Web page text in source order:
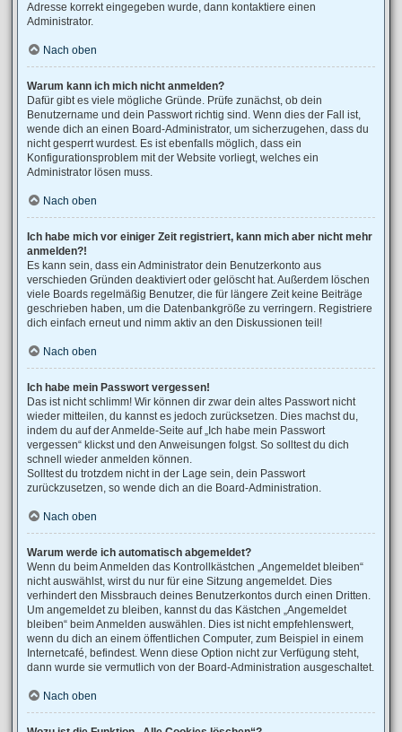
Adresse korrekt eingegeben wurde, dann kontaktiere einen
Administrator.
Nach oben
Warum kann ich mich nicht anmelden?
Dafür gibt es viele mögliche Gründe. Prüfe zunächst, ob dein
Benutzername und dein Passwort richtig sind. Wenn dies der Fall ist,
wende dich an einen Board-Administrator, um sicherzugehen, dass du
nicht gesperrt wurdest. Es ist ebenfalls möglich, dass ein
Konfigurationsproblem mit der Website vorliegt, welches ein
Administrator lösen muss.
Nach oben
Ich habe mich vor einiger Zeit registriert, kann mich aber nicht mehr
anmelden?!
Es kann sein, dass ein Administrator dein Benutzerkonto aus
verschieden Gründen deaktiviert oder gelöscht hat. Außerdem löschen
viele Boards regelmäßig Benutzer, die für längere Zeit keine Beiträge
geschrieben haben, um die Datenbankgröße zu verringern. Registriere
dich einfach erneut und nimm aktiv an den Diskussionen teil!
Nach oben
Ich habe mein Passwort vergessen!
Das ist nicht schlimm! Wir können dir zwar dein altes Passwort nicht
wieder mitteilen, du kannst es jedoch zurücksetzen. Dies machst du,
indem du auf der Anmelde-Seite auf „Ich habe mein Passwort
vergessen“ klickst und den Anweisungen folgst. So solltest du dich
schnell wieder anmelden können.
Solltest du trotzdem nicht in der Lage sein, dein Passwort
zurückzusetzen, so wende dich an die Board-Administration.
Nach oben
Warum werde ich automatisch abgemeldet?
Wenn du beim Anmelden das Kontrollkästchen „Angemeldet bleiben“
nicht auswählst, wirst du nur für eine Sitzung angemeldet. Dies
verhindert den Missbrauch deines Benutzerkontos durch einen Dritten.
Um angemeldet zu bleiben, kannst du das Kästchen „Angemeldet
bleiben“ beim Anmelden auswählen. Dies ist nicht empfehlenswert,
wenn du dich an einem öffentlichen Computer, zum Beispiel in einem
Internetcafé, befindest. Wenn diese Option nicht zur Verfügung steht,
dann wurde sie vermutlich von der Board-Administration ausgeschaltet.
Nach oben